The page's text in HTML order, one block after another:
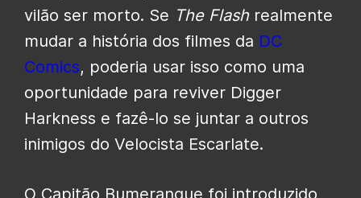
vilão ser morto. Se The Flashrealmente
mudar a história dos filmes da DC
Comics, poderia usar isso como uma
oportunidade para reviver Digger
Harkness e fazê-lo se juntar a outros
inimigos do Velocista Escarlate.
O Capitão Bumerangue foi introduzido